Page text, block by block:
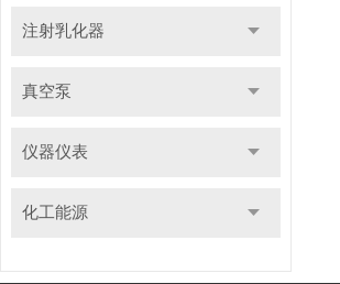
注射乳化器
真空泵
仪器仪表
化工能源